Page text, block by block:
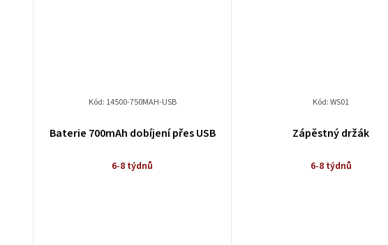
Baterie 700mAh dobíjení přes USB
6-8 týdnů
Kód: 14500-750MAH-USB
Zápěstný držák
6-8 týdnů
Kód:WS01